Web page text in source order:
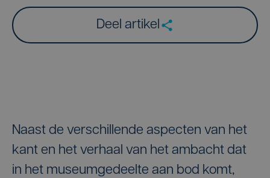
Deel artikel
Naast de verschillende aspecten van het
kant en het verhaal van het ambacht dat
in het museumgedeelte aan bod komt,